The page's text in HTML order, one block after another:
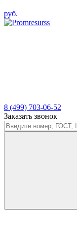
руб.
8 (499) 703-06-52
Заказать звонок